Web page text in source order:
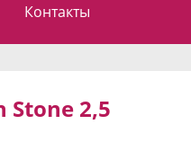
Контакты
Stone 2,5